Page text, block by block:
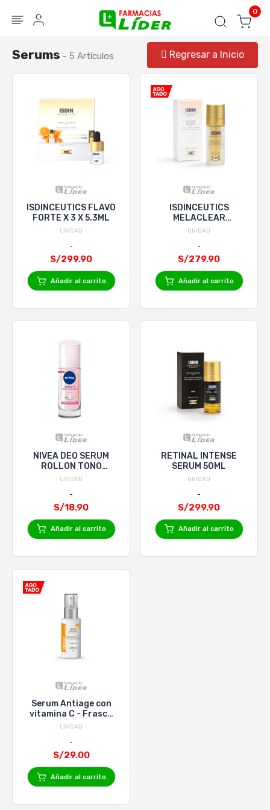
Seguir mi pedido 0
Serums - 5 Artículos Regresar a Inicio
ISDINCEUTICS FLAVO
FORTE X 3 X 5.3ML
UNIDAD
S/299.90
Añadir al carrito
ISDINCEUTICS
MELACLEAR
ADVANCE 30ML
UNIDAD
S/279.90
Añadir al carrito
NIVEA DEO SERUM
ROLLON TONO
NATURAL CLASSIC x
UNIDAD
S/18.90
Añadir al carrito
RETINAL INTENSE
SERUM 50ML
UNIDAD
S/299.90
Añadir al carrito
Serum Antiage con
vitamina C - Frasco
30Ml
UNIDAD
S/29.00
Añadir al carrito